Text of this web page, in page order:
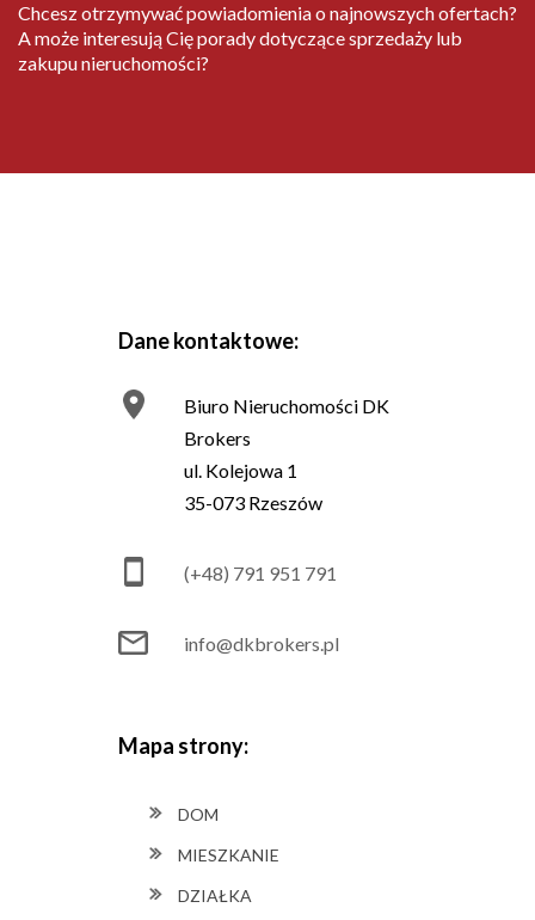
Chcesz otrzymywać powiadomienia o najnowszych ofertach?
A może interesują Cię porady dotyczące sprzedaży lub
zakupu nieruchomości?
Dane kontaktowe:
Biuro Nieruchomości DK
Brokers
ul. Kolejowa 1
35-073 Rzeszów
(+48) 791 951 791
info@dkbrokers.pl
Mapa strony:
DOM
MIESZKANIE
DZIAŁKA